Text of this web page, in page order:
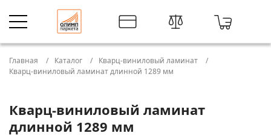
Главная Каталог
Кварц-виниловый ламинат
Кварц-виниловый ламинат длинной 1289 мм
Кварц-виниловый ламинат
длинной 1289 мм